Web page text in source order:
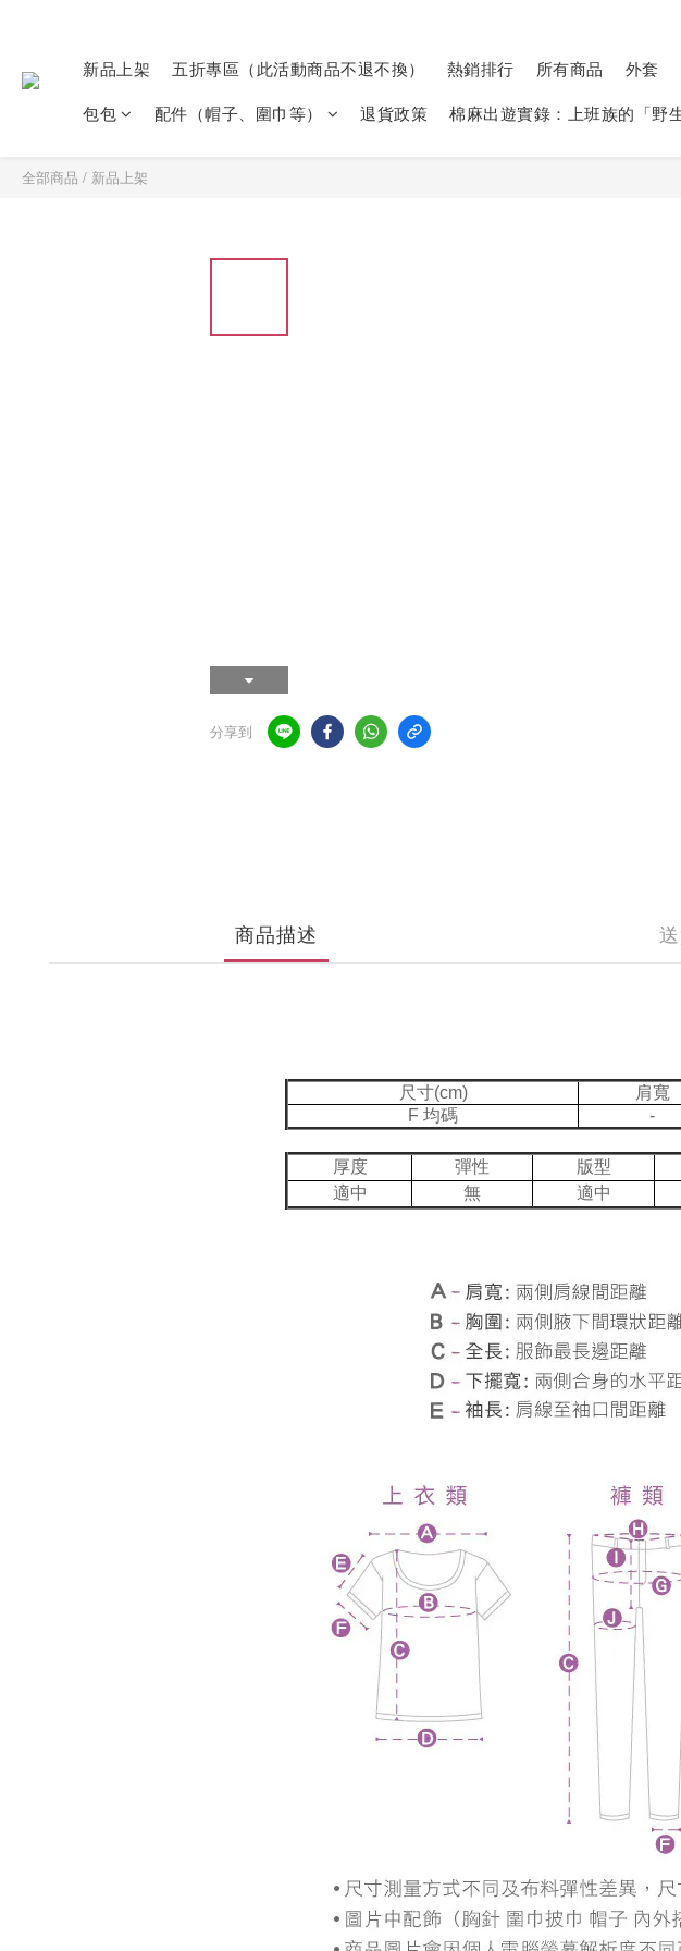
新品上架 五折專區（此活動商品不退不換） 熱銷排行 所有商品 外套
包包
配件（帽子、圍巾等） 退貨政策 棉麻出遊實錄：上班族的「野
全部商品 / 新品上架
分享到
商品描述
尺寸(cm) 肩寬
F 均碼
-
厚度 彈性 版型
適中
無 適中